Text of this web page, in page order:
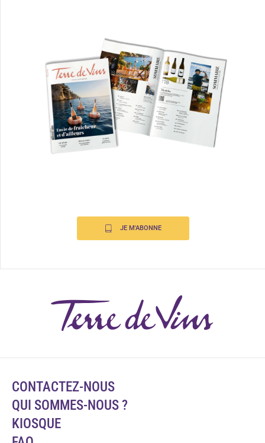
JE M'ABONNE
CONTACTEZ-NOUS
QUI SOMMES-NOUS ?
KIOSQUE